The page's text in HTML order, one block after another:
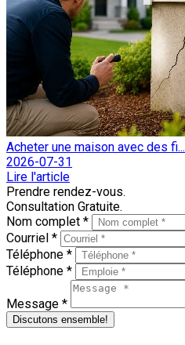
Acheter une maison avec des fi...
2026-07-31
Lire l'article
Prendre rendez-vous.
Consultation Gratuite.
Nom complet *
Courriel *
Téléphone *
Téléphone *
Message *
Discutons ensemble!